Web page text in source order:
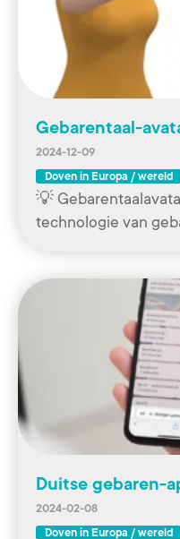
Gebarentaal-
2024-12-09
Doven in Europa / wereld
💡
technologie van
Duitse gebaren-
2024-02-08
Doven in Europa / wereld